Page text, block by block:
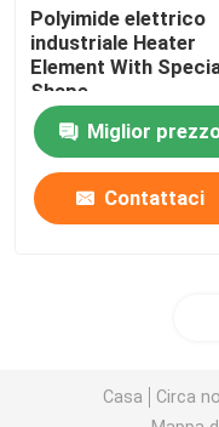
Polyimide elettrico
industriale Heater
Element With
Shape
Miglior
Contattaci
Casa Circa